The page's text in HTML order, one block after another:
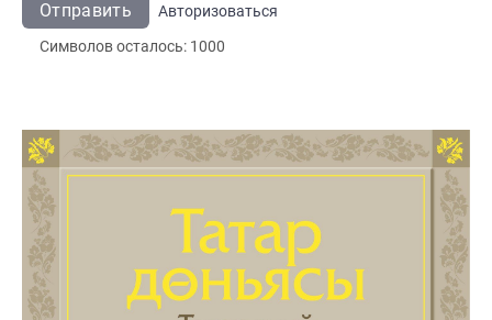
Отправить
Авторизоваться
Символов осталось: 1000